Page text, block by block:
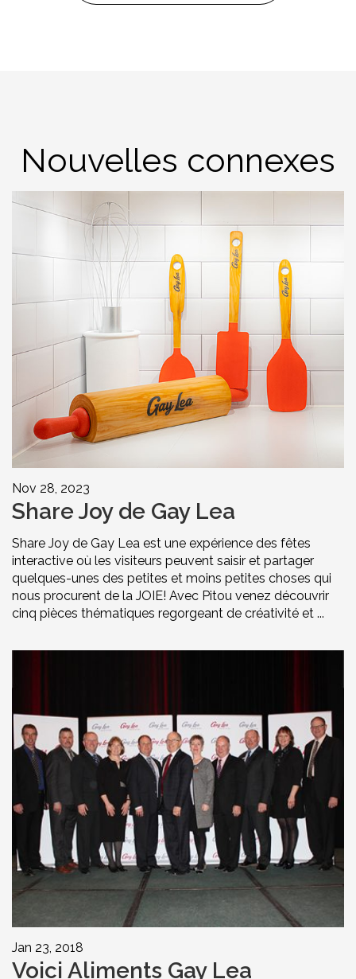
Nouvelles connexes
Nov 28, 2023
Share Joy de Gay Lea
Share Joy de Gay Lea est une expérience des fêtes
interactive où les visiteurs peuvent saisir et partager
quelques-unes des petites et moins petites choses qui
nous procurent de la JOIE! Avec Pitou venez découvrir
cinq pièces thématiques regorgeant de créativité et ...
Jan 23, 2018
Voici Aliments Gay Lea